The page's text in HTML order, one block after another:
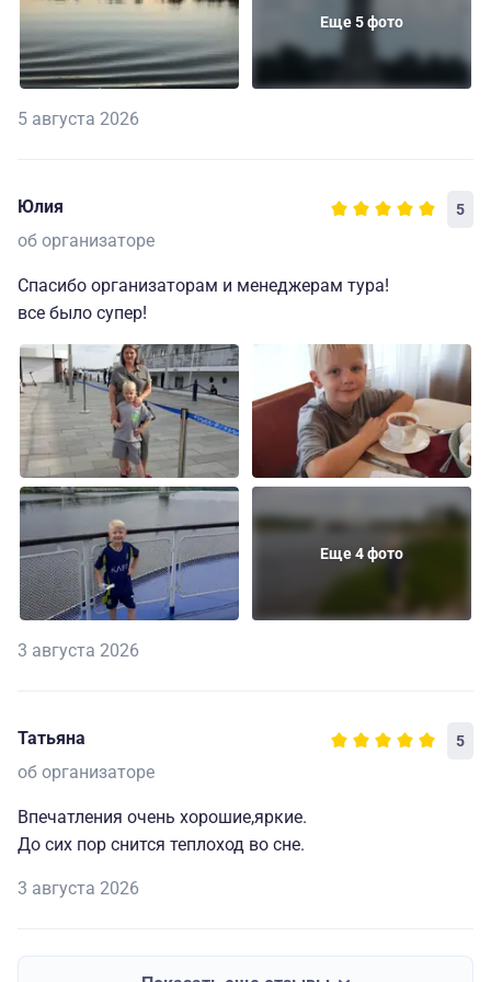
Еще 5 фото
5 августа 2026
Юлия 5
об организаторе
Спасибо организаторам и менеджерам тура!
все было супер!
Еще 4 фото
3 августа 2026
Татьяна 5
об организаторе
Впечатления очень хорошие,яркие.
До сих пор снится теплоход во сне.
3 августа 2026